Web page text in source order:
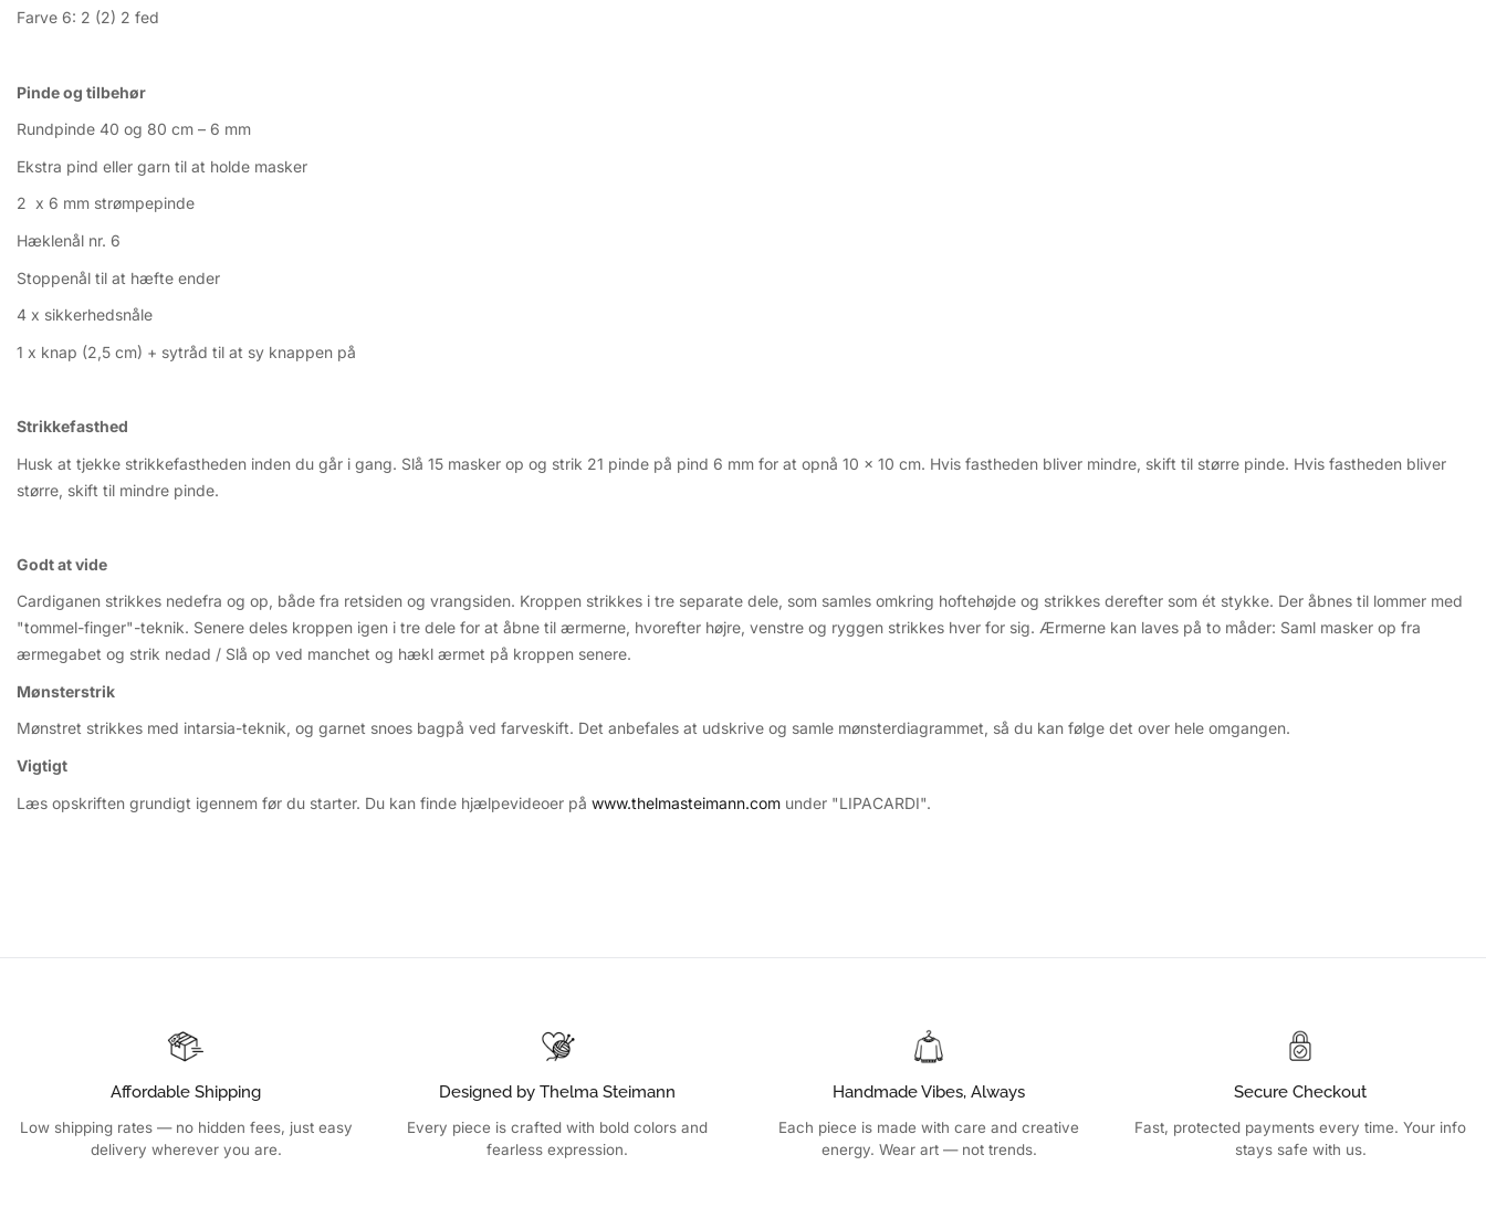
Farve 6: 2 (2) 2 fed
Pinde og tilbehør
Rundpinde 40 og 80 cm – 6 mm
Ekstra pind eller garn til at holde masker
2 x 6 mm strømpepinde
Hæklenål nr. 6
Stoppenål til at hæfte ender
4 x sikkerhedsnåle
1 x knap (2,5 cm) + sytråd til at sy knappen på
Strikkefasthed
Husk at tjekke strikkefastheden inden du går i gang. Slå 15 masker op og strik 21 pinde på pind 6 mm for at opnå 10 x 10 cm. Hvis fastheden bliver mindre, skift til større pinde. Hvis fastheden bliver
større, skift til mindre pinde.
Godt at vide
Cardiganen strikkes nedefra og op, både fra retsiden og vrangsiden. Kroppen strikkes i tre separate dele, som samles omkring hoftehøjde og strikkes derefter som ét stykke. Der åbnes til lommer med
"tommel-finger"-teknik. Senere deles kroppen igen i tre dele for at åbne til ærmerne, hvorefter højre, venstre og ryggen strikkes hver for sig. Ærmerne kan laves på to måder: Saml masker op fra
ærmegabet og strik nedad / Slå op ved manchet og hækl ærmet på kroppen senere.
Mønsterstrik
Mønstret strikkes med intarsia-teknik, og garnet snoes bagpå ved farveskift. Det anbefales at udskrive og samle mønsterdiagrammet, så du kan følge det over hele omgangen.
Vigtigt
Læs opskriften grundigt igennem før du starter. Du kan finde hjælpevideoer på www.thelmasteimann.com under "LIPACARDI".
Affordable Shipping
Low shipping rates — no hidden fees, just easy
delivery wherever you are.
Designed by Thelma Steimann
Every piece is crafted with bold colors and
fearless expression.
Handmade Vibes, Always
Each piece is made with care and creative
energy. Wear art — not trends.
Secure Checkout
Fast, protected payments every time. Your info
stays safe with us.